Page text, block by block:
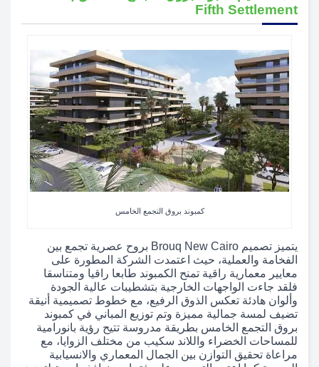
Fifth Settlement
كمبوند بروق التجمع الخامس
يتميز تصميم Brouq New Cairo بروح عصرية تجمع بين
الفخامة والعملية، حيث اعتمدت الشركة المطورة على
معايير معمارية راقية تمنح الكمبوند طابعا راقيا ومتناسقا
فلقد جاءت الواجهات الخارجية بتشطيبات عالية الجودة
وألوان هادئة تعكس الذوق الرفيع، مع خطوط تصميمية أنيقة
تضيف لمسة جمالية مميزة وتم توزيع المباني في كمبوند
بروق التجمع الخامس بطريقة مدروسة تتيح رؤية بانورامية
للمساحات الخضراء واللاند سكيب من مختلف الزوايا، مع
مراعاة تحقيق التوازن بين الجمال المعماري والانسيابية